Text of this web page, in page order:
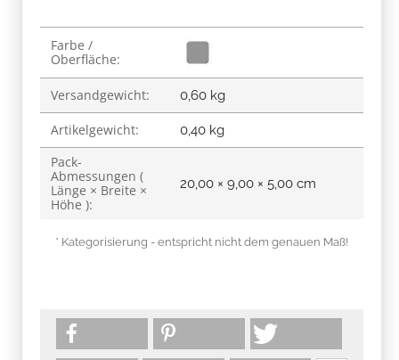
Produkteigenschaft
Wert
Farbe /
Oberfläche:
Versandgewicht: 0,60 kg
Artikelgewicht: 0,40 kg
Pack-
Abmessungen (
Länge × Breite ×
Höhe ):
20,00 × 9,00 × 5,00 cm
* Kategorisierung - entspricht nicht dem genauen Maß!